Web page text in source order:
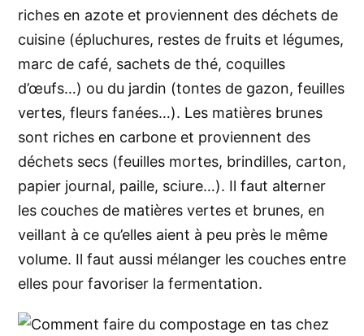
riches en azote et proviennent des déchets de
cuisine (épluchures, restes de fruits et légumes,
marc de café, sachets de thé, coquilles
d’œufs…) ou du jardin (tontes de gazon, feuilles
vertes, fleurs fanées…). Les matières brunes
sont riches en carbone et proviennent des
déchets secs (feuilles mortes, brindilles, carton,
papier journal, paille, sciure…). Il faut alterner
les couches de matières vertes et brunes, en
veillant à ce qu’elles aient à peu près le même
volume. Il faut aussi mélanger les couches entre
elles pour favoriser la fermentation.